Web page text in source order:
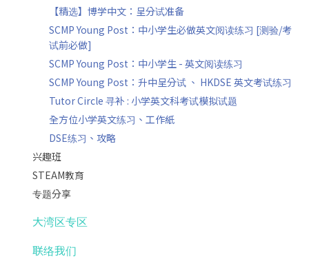
【精选】博学中文：呈分试准备
SCMP Young Post：中小学生必做英文阅读练习 [测验/考
试前必做]
SCMP Young Post：中小学生 - 英文阅读练习
SCMP Young Post：升中呈分试 、 HKDSE 英文考试练习
Tutor Circle 寻补 : 小学英文科考试模拟试题
全方位小学英文练习、工作紙
DSE练习、攻略
兴趣班
STEAM教育
专题分享
大湾区专区
联络我们